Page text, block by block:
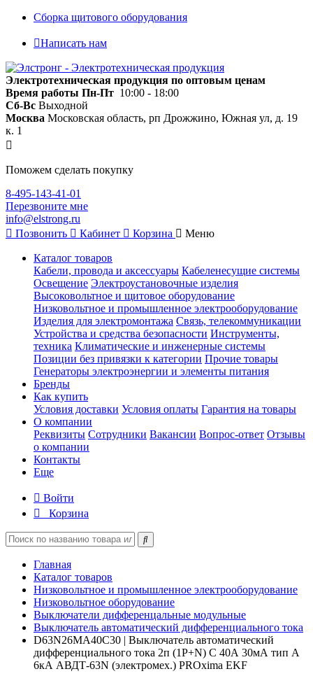
Сборка щитового оборудования
Написать нам
Электротехническая продукция по оптовым ценам
Время работы Пн-Пт 10:00 - 18:00
Сб-Вс Выходной
Москва Московская область, рп Дрожжино, Южная ул, д. 19
к. 1
Поможем сделать покупку
8-495-143-41-01
Перезвоните мне
info@elstrong.ru
Позвонить
Кабинет Корзина Меню
Каталог товаров
Кабели, провода и аксессуары Кабеленесущие системы
Освещение Электроустановочные изделия
Высоковольтное и щитовое оборудование
Низковольтное и промышленное электрооборудование
Изделия для электромонтажа Связь, телекоммуникации
Устройства и средства безопасности Инструменты,
техника Климатические и инженерные системы
Позиции без привязки к категории Прочие товары
Генераторы электроэнергии и элементы питания
Бренды
Как купить
Условия доставки Условия оплаты Гарантия на товары
О компании
Реквизиты Сотрудники Вакансии Вопрос-ответ Отзывы
о компании
Контакты
Еще
Войти
Корзина
Главная
Каталог товаров
Низковольтное и промышленное электрооборудование
Низковольтное оборудование
Выключатели дифференцальные модульные
Выключатель автоматический дифференциального тока
D63N26MA40C30 | Выключатель автоматический
дифференциального тока 2п (1P+N) C 40А 30мА тип A
6кА АВДТ-63N (электромех.) PROxima EKF